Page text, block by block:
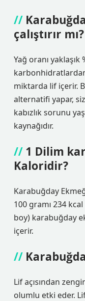
çalıştırır mı?
Yağ oranı yaklaşık
miktarda lif içerir.
alternatifi yapar,
kabızlık sorunu
kaynağıdır.
1 Dilim
Kaloridir?
Karabuğday
100 gramı 234
boy) karabuğday
içerir.
Lif açısından
olumlu etki eder.